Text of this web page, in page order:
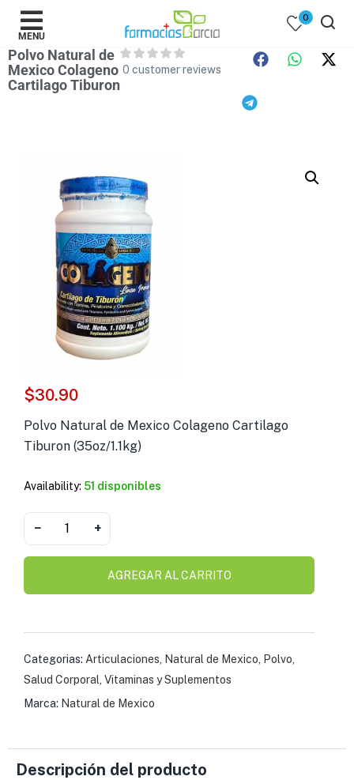
Populares )
y Suplementos )
MENU
0
Polvo Natural de
Mexico Colageno
Cartilago Tiburon
0 customer reviews
$30.90
Polvo Natural de Mexico Colageno Cartilago
Tiburon (35oz/1.1kg)
Availability: 51 disponibles
− +
AGREGAR AL CARRITO
Categorias: Articulaciones Natural de Mexico Polvo
Salud Corporal Vitaminas y Suplementos
Marca: Natural de Mexico
Descripción del producto